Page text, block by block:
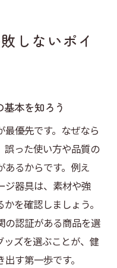
る特徴とは何か
ズ選びの実体験
タイミングと工夫
整体人気商品の特
ケアのコツを紹介
型管理をサポート
点を詳しく解説
法を徹底解説
しないポイ
本を知ろう
優先です。なぜなら
誤った使い方や品質の
るからです。例え
ジ器具は、素材や強
を確認しましょう。
の認証がある商品を選
ズを選ぶことが、健
す第一歩です。